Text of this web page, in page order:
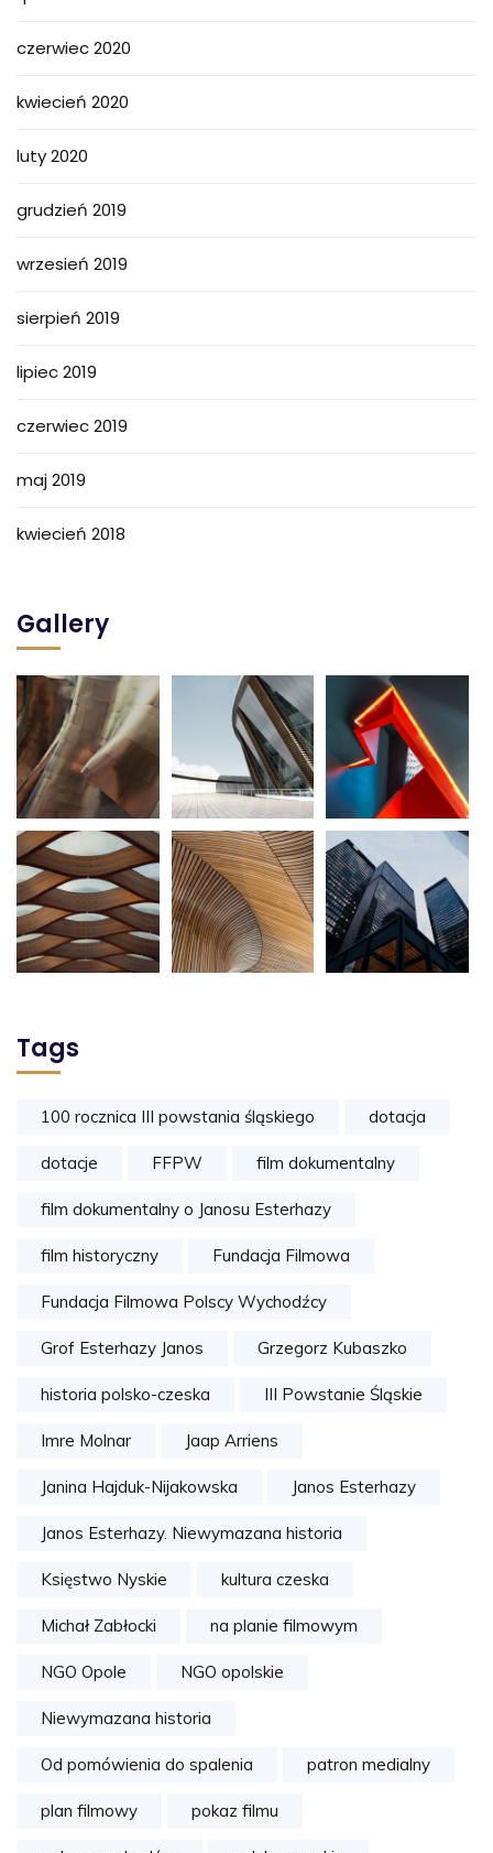
czerwiec 2020
kwiecień 2020
luty 2020
grudzień 2019
wrzesień 2019
sierpień 2019
lipiec 2019
czerwiec 2019
maj 2019
kwiecień 2018
Gallery
Tags
100 rocznica III powstania śląskiego dotacja
dotacje FFPW film dokumentalny
film dokumentalny o Janosu Esterhazy
film historyczny Fundacja Filmowa
Fundacja Filmowa Polscy Wychodźcy
Grof Esterhazy Janos Grzegorz Kubaszko
historia polsko-czeska III Powstanie Śląskie
Imre Molnar Jaap Arriens
Janina Hajduk-Nijakowska Janos Esterhazy
Janos Esterhazy. Niewymazana historia
Księstwo Nyskie kultura czeska
Michał Zabłocki na planie filmowym
NGO Opole NGO opolskie
Niewymazana historia
Od pomówienia do spalenia patron medialny
plan filmowy pokaz filmu